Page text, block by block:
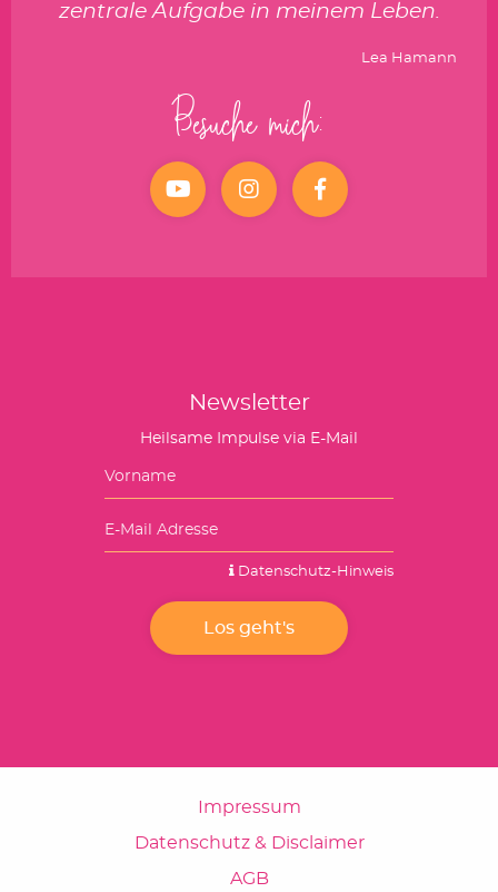
zentrale Aufgabe in meinem Leben.
Lea Hamann
Besuche mich:
YouTube Instagramfacebook
Newsletter
Heilsame Impulse via E-Mail
Datenschutz-Hinweis
Impressum
Datenschutz & Disclaimer
AGB